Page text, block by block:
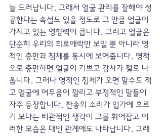
늘 드러납니다. 그래서 얼굴 관리를 잘해야 성
공한다는 속설도 있을 정도로 그 만큼 얼굴이
가지고 있는 영향력이 큽니다. 그리고 얼굴은
단순히 우리의 희로애락만 보일 뿐 아니라 영
적인 층만과 침체를 동시에 보여줍니다. 영적
으로 충만하면 얼굴이 기쁘고 감사가 절로 나
옵니다. 그러나 영적인 침체가 오면 말수도 적
고 얼굴에 어두움이 깔리고 부정적인 말들이
자주 등장합니다. 찬송의 소리가 입가에 흐르
기 보다는 비관적인 생각이 그를 휘어잡고 이
러한 모습은 대인 관계에도 나타납니다. 그래